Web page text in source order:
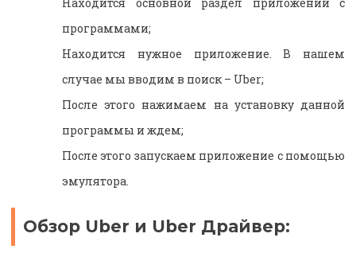
программами;
Находится нужное приложение. В нашем
случае мы вводим в поиск – Uber;
После этого нажимаем на установку данной
программы и ждем;
После этого запускаем приложение с помощью
эмулятора.
Обзор Uber и Uber Драйвер: